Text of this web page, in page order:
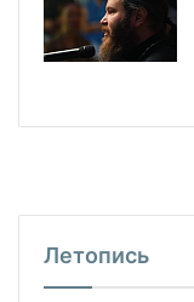
Летопись